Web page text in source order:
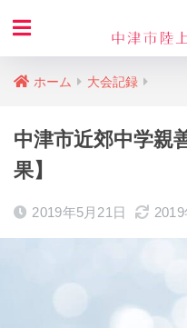
ホーム 大会記録
中津市近郊中学親
果】
2019年5月21日